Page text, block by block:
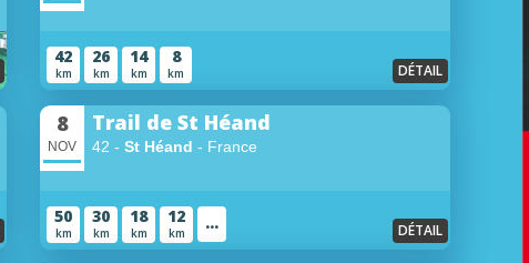
42
km
26
km
14
km
8
km DÉTAIL
8
NOV
Trail de St Héand
42 - St Héand - France
50
km
30
km
18
km
12
km ... DÉTAIL